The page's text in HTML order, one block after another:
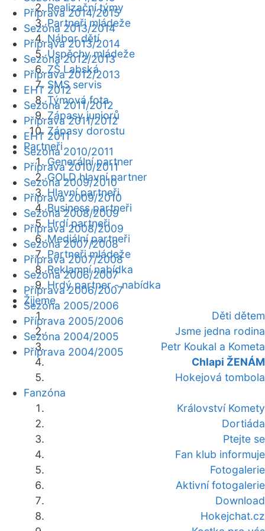
Realizační týmy
Partneři mládeže
Nábor dětí
Úspěchy mládeže
ZŠ Labská
SMS servis
Týmová fota
Zápasy juniorů
Zápasy dorostu
Partneři
Generální partner
GOLD hlavní partner
Hlavní partneři
Business partneři
Hrdí partneři
Mediální partneři
Partneři mládeže
Reklamní nabídka
Hrdý partner - nabídka
Žijeme
Děti dětem
Jsme jedna rodina
Petr Koukal a Kometa
Chlapi ŽENÁM
Hokejová tombola
Fanzóna
Království Komety
Dortiáda
Ptejte se
Fan klub informuje
Fotogalerie
Aktivní fotogalerie
Download
Hokejchat.cz
Příprava 2014/2015
Sezóna 2013/2014
Příprava 2013/2014
Sezóna 2012/2013
Příprava 2012/2013
EHT 2012
Sezóna 2011/2012
Příprava 2011/2012
EHT 2011
Sezóna 2010/2011
Příprava 2010/2011
Sezóna 2009/2010
Příprava 2009/2010
Sezóna 2008/2009
Příprava 2008/2009
Sezóna 2007/2008
Příprava 2007/2008
Sezóna 2006/2007
Příprava 2006/2007
Sezóna 2005/2006
Příprava 2005/2006
Sezóna 2004/2005
Příprava 2004/2005